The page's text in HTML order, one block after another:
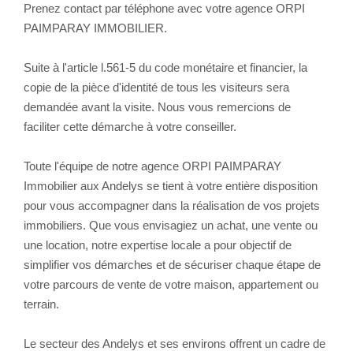
Prenez contact par téléphone avec votre agence ORPI
PAIMPARAY IMMOBILIER.
Suite à l'article l.561-5 du code monétaire et financier, la
copie de la pièce d'identité de tous les visiteurs sera
demandée avant la visite. Nous vous remercions de
faciliter cette démarche à votre conseiller.
Toute l'équipe de notre agence ORPI PAIMPARAY
Immobilier aux Andelys se tient à votre entière disposition
pour vous accompagner dans la réalisation de vos projets
immobiliers. Que vous envisagiez un achat, une vente ou
une location, notre expertise locale a pour objectif de
simplifier vos démarches et de sécuriser chaque étape de
votre parcours de vente de votre maison, appartement ou
terrain.
Le secteur des Andelys et ses environs offrent un cadre de